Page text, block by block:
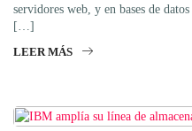
servidores web, y en bases de
[…]
LEER MÁS